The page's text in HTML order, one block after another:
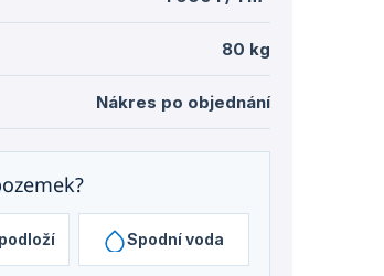
80 kg
Nákres po objednání
Spodní voda